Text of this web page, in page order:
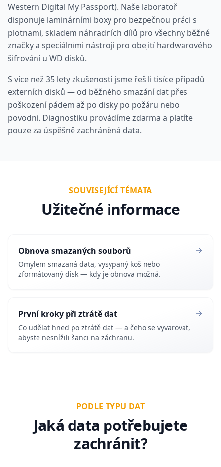
Western Digital My Passport). Naše laboratoř
disponuje laminárními boxy pro bezpečnou práci s
plotnami, skladem náhradních dílů pro všechny běžné
značky a speciálními nástroji pro obejití hardwarového
šifrování u WD disků.
S více než 35 lety zkušeností jsme řešili tisíce případů
externích disků — od běžného smazání dat přes
poškození pádem až po disky po požáru nebo
povodni. Diagnostiku provádíme zdarma a platíte
pouze za úspěšně zachráněná data.
SOUVISEJÍCÍ TÉMATA
Užitečné informace
Obnova smazaných souborů
Omylem smazaná data, vysypaný koš nebo
zformátovaný disk — kdy je obnova možná.
První kroky při ztrátě dat
Co udělat hned po ztrátě dat — a čeho se vyvarovat,
abyste nesnížili šanci na záchranu.
PODLE TYPU DAT
Jaká data potřebujete
zachránit?